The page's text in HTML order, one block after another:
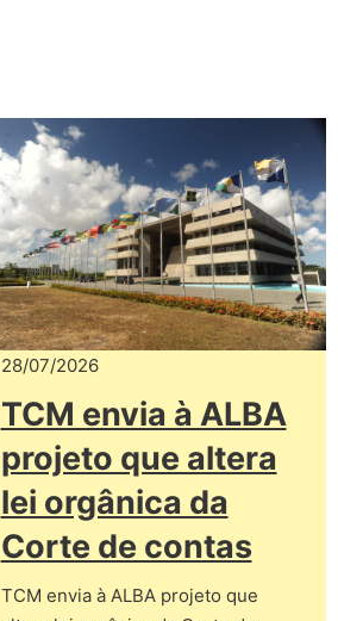
28/07/2026
TCM envia à ALBA
projeto que altera
lei orgânica da
Corte de contas
TCM envia à ALBA projeto que